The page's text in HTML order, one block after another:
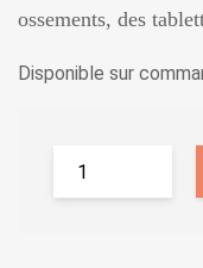
ossements, des
Disponible sur